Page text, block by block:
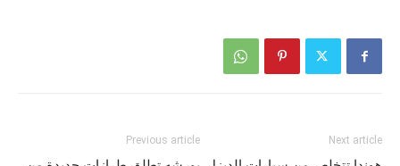
Previous article Next article